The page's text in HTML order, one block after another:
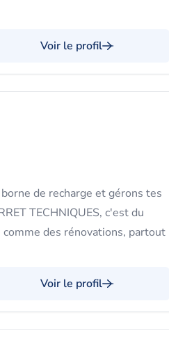
Voir le profil
de recharge et gérons tes
TECHNIQUES, c'est du
des rénovations, partout
Voir le profil